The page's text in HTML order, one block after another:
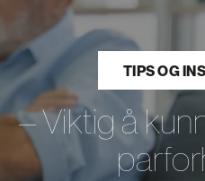
TIPS OG
– Viktig å